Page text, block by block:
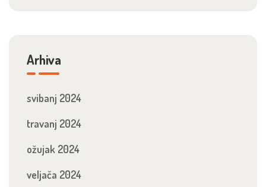
Arhiva
svibanj 2024
travanj 2024
ožujak 2024
veljača 2024